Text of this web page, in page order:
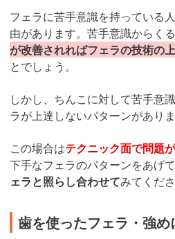
フェラに苦手意識を持っている
由があります。苦手意識からくる
が改善されればフェラの技術の
とでしょう。
しかし、ちんこに対して苦手意
ラが上達しないパターンがありま
この場合はテクニック面で問題
下手なフェラのパターンをあげて
ェラと照らし合わせてみてくださ
歯を使ったフェラ・強め